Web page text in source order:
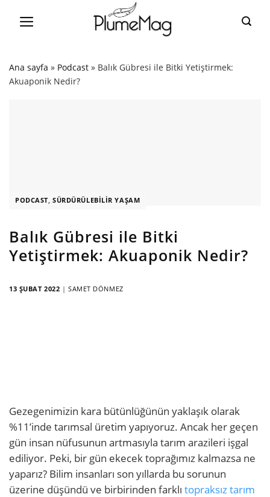
Ana sayfa » Podcast » Balık Gübresi ile Bitki Yetiştirmek:
Akuaponik Nedir?
PODCAST,SÜRDÜRÜLEBILIR YAŞAM
Balık Gübresi ile Bitki
Yetiştirmek: Akuaponik Nedir?
13 ŞUBAT 2022 | SAMET DÖNMEZ
Gezegenimizin kara bütünlüğünün yaklaşık olarak
%11’inde tarımsal üretim yapıyoruz. Ancak her geçen
gün insan nüfusunun artmasıyla tarım arazileri işgal
ediliyor. Peki, bir gün ekecek toprağımız kalmazsa ne
yaparız? Bilim insanları son yıllarda bu sorunun
üzerine düşündü ve birbirinden farklı topraksız tarım